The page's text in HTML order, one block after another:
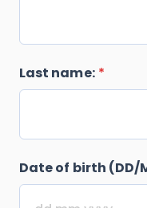
Last name: *
Date of birth (DD/